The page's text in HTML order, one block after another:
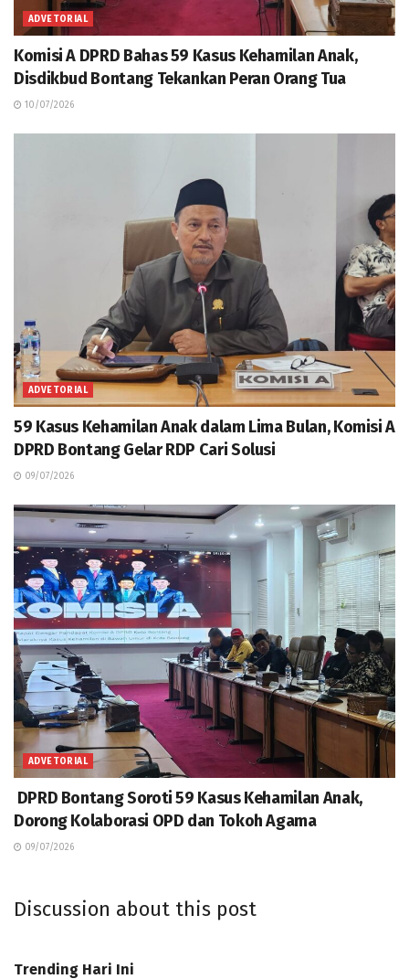
ADVETORIAL
Komisi A DPRD Bahas 59 Kasus Kehamilan Anak,
Disdikbud Bontang Tekankan Peran Orang Tua
10/07/2026
ADVETORIAL
59 Kasus Kehamilan Anak dalam Lima Bulan, Komisi A
DPRD Bontang Gelar RDP Cari Solusi
09/07/2026
ADVETORIAL
DPRD Bontang Soroti 59 Kasus Kehamilan Anak,
Dorong Kolaborasi OPD dan Tokoh Agama
09/07/2026
Discussion about this post
Trending Hari Ini